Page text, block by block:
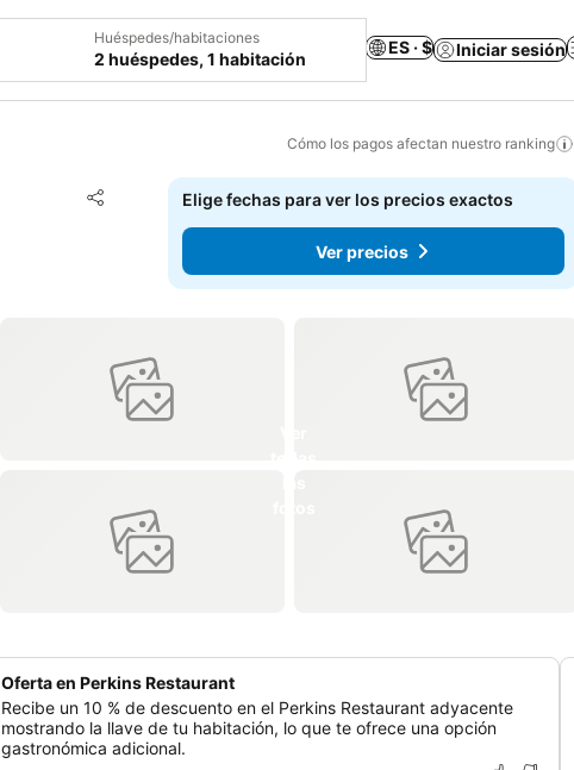
Huéspedes/habitaciones
2 huéspedes, 1 habitación
ES · $ Iniciar sesión
Cómo los pagos afectan nuestro ranking
Compartir
Agregar a favoritos
Elige fechas para ver los precios exactos
Ver precios
Oferta en Perkins Restaurant
Recibe un 10 % de descuento en el Perkins Restaurant adyacente
mostrando la llave de tu habitación, lo que te ofrece una opción
gastronómica adicional.